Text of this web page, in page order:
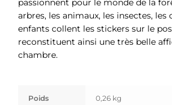
passionnent pour le monde de la
arbres, les animaux, les insectes,
enfants collent les stickers sur le
reconstituent ainsi une très belle
chambre.
Poids 0,26 kg